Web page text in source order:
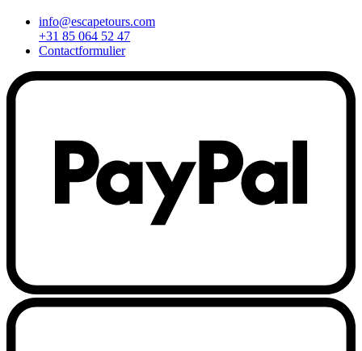
info@escapetours.com
+31 85 064 52 47
Contactformulier